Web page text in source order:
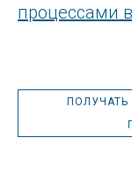
процессами